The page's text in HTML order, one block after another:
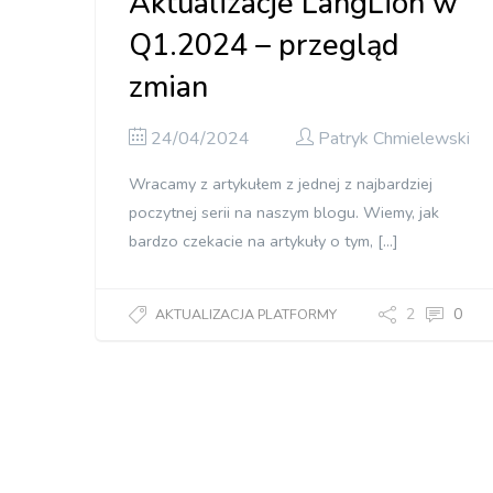
Q1.2024 – przegląd
zmian
24/04/2024 Patryk Chmielewski
Wracamy z artykułem z jednej z najbardziej
poczytnej serii na naszym blogu. Wiemy, jak
bardzo czekacie na artykuły o tym, […]
AKTUALIZACJA PLATFORMY 2 0